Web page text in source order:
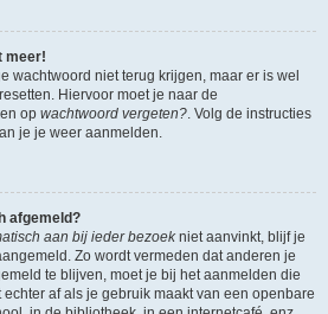
meer!
wachtwoord niet terug krijgen, maar er is wel
Hiervoor moet je naar de
op wachtwoord vergeten?. Volg de instructies
je je weer aanmelden.
afgemeld?
aan bij ieder bezoekniet aanvinkt, blijf je
Zo wordt vermeden dat anderen je
te blijven, moet je bij het aanmelden die
af als je gebruik maakt van een openbare